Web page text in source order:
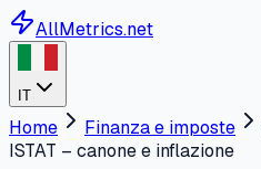
AllMetrics.net
IT
Home Finanza e imposte
ISTAT – canone e inflazione